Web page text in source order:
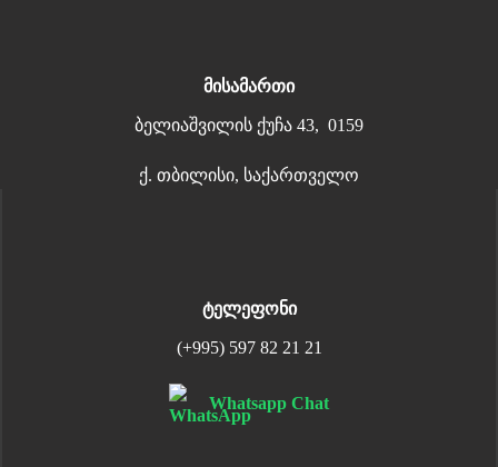
მისამართი
ბელიაშვილის ქუჩა 43, 0159
ქ. თბილისი, საქართველო
ტელეფონი
(+995) 597 82 21 21
Whatsapp Chat